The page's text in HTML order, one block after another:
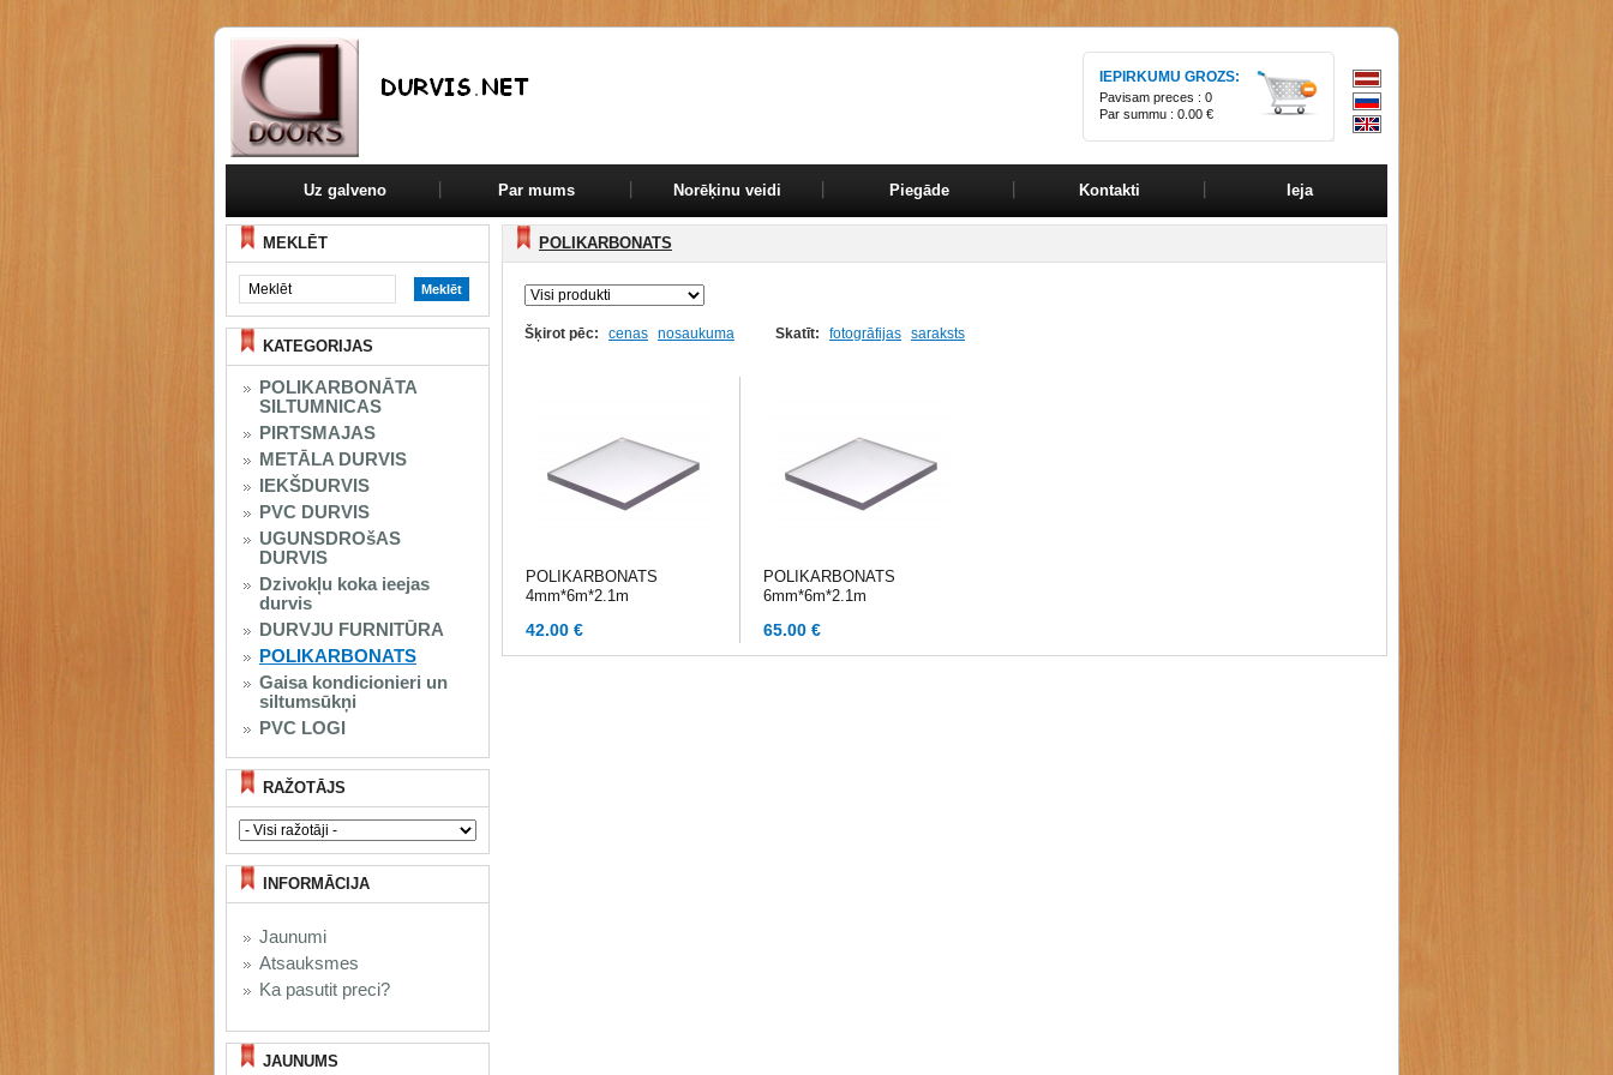
IEPIRKUMU GROZS:
Pavisam preces : 0
Par summu : 0.00 €
Uz galveno Par mums Norēķinu veidi Piegāde Kontakti Ieja
MEKLĒT
KATEGORIJAS
POLIKARBONĀTA
SILTUMNICAS
PIRTSMAJAS
METĀLA DURVIS
IEKŠDURVIS
PVC DURVIS
UGUNSDROšAS
DURVIS
Dzivokļu koka ieejas
durvis
DURVJU FURNITŪRA
POLIKARBONATS
Gaisa kondicionieri un
siltumsūkņi
PVC LOGI
RAŽOTĀJS
INFORMĀCIJA
Jaunumi
Atsauksmes
Ka pasutit preci?
JAUNUMS
POLIKARBONATS
Šķirot pēc: cenas nosaukuma Skatīt: fotogrāfijas saraksts
POLIKARBONATS
4mm*6m*2.1m
42.00 €
POLIKARBONATS
6mm*6m*2.1m
65.00 €